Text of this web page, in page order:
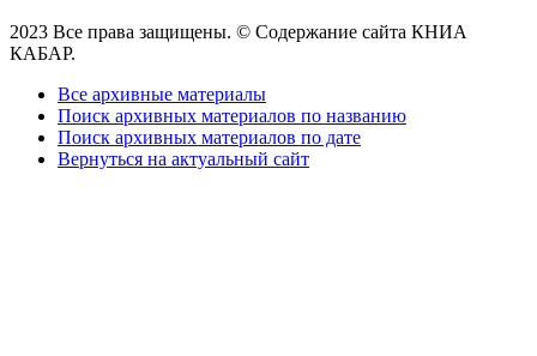
2023 Все права защищены. © Содержание сайта КНИА
КАБАР.
Все архивные материалы
Поиск архивных материалов по названию
Поиск архивных материалов по дате
Вернуться на актуальный сайт